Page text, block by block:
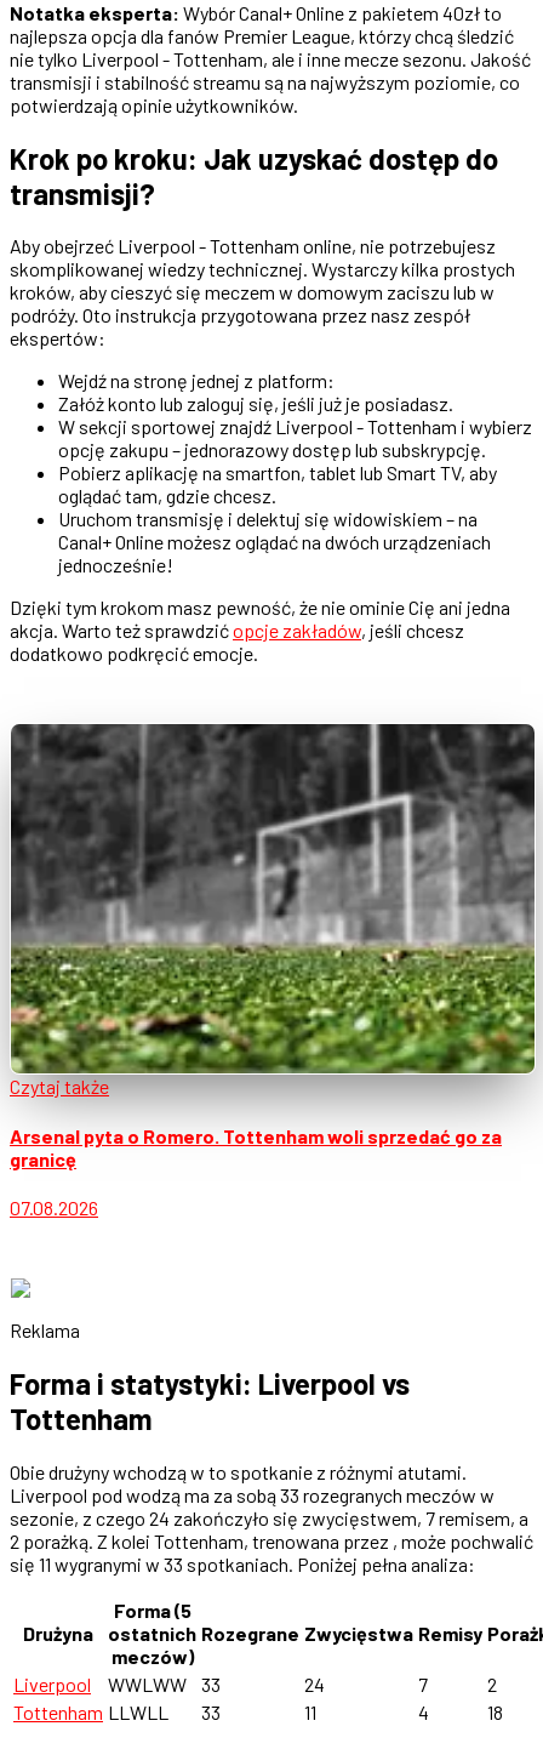
Notatka eksperta: Wybór Canal+ Online z pakietem 40zł to
najlepsza opcja dla fanów Premier League, którzy chcą śledzić
nie tylko Liverpool - Tottenham, ale i inne mecze sezonu. Jakość
transmisji i stabilność streamu są na najwyższym poziomie, co
potwierdzają opinie użytkowników.
Krok po kroku: Jak uzyskać dostęp do
transmisji?
Aby obejrzeć Liverpool - Tottenham online, nie potrzebujesz
skomplikowanej wiedzy technicznej. Wystarczy kilka prostych
kroków, aby cieszyć się meczem w domowym zaciszu lub w
podróży. Oto instrukcja przygotowana przez nasz zespół
ekspertów:
Wejdź na stronę jednej z platform:
Załóż konto lub zaloguj się, jeśli już je posiadasz.
W sekcji sportowej znajdź Liverpool - Tottenham i wybierz
opcję zakupu – jednorazowy dostęp lub subskrypcję.
Pobierz aplikację na smartfon, tablet lub Smart TV, aby
oglądać tam, gdzie chcesz.
Uruchom transmisję i delektuj się widowiskiem – na
Canal+ Online możesz oglądać na dwóch urządzeniach
jednocześnie!
Dzięki tym krokom masz pewność, że nie ominie Cię ani jedna
akcja. Warto też sprawdzićopcje zakładów, jeśli chcesz
dodatkowo podkręcić emocje.
Czytaj także
Arsenal pyta o Romero. Tottenham woli sprzedać go za
granicę
07.08.2026
Reklama
Forma i statystyki: Liverpool vs
Tottenham
Obie drużyny wchodzą w to spotkanie z różnymi atutami.
Liverpool pod wodzą ma za sobą 33 rozegranych meczów w
sezonie, z czego 24 zakończyło się zwycięstwem, 7 remisem, a
2 porażką. Z kolei Tottenham, trenowana przez , może pochwalić
się 11 wygranymi w 33 spotkaniach. Poniżej pełna analiza:
Drużyna
Forma (5
ostatnich
meczów)
Rozegrane Zwycięstwa Remisy
Liverpool WWLWW 33 24 7
2
Tottenham LLWLL 33 11 4 18